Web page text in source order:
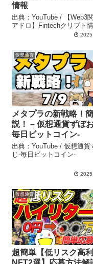
情報
出典：YouTube / 【Web3
アドロ】Fintechクリプト
仮想通貨
メタプラの新戦略！
説！ – 仮想通貨ずぼ
毎日ビットコイン-
出典：YouTube / 仮想通貨
じ-毎日ビットコイン-
仮想通貨
超簡単【低リスク高